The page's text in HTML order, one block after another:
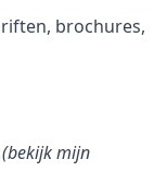
brochures,
(bekijk mijn